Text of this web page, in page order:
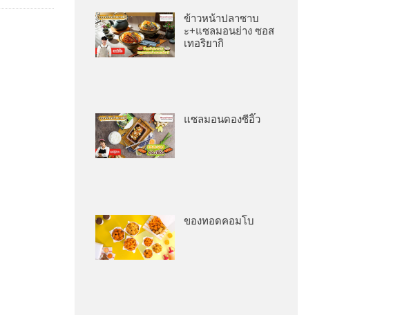
ข้าวหน้าปลาซาบ
ะ+แซลมอนย่าง ซอส
เทอริยากิ
แซลมอนดองซีอิ๊ว
ของทอดคอมโบ